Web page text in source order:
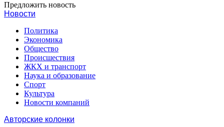
Предложить новость
Новости
Политика
Экономика
Общество
Происшествия
ЖКХ и транспорт
Наука и образование
Спорт
Культура
Новости компаний
Авторские колонки